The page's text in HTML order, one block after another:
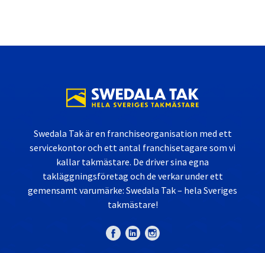
Swedala Tak är en franchiseorganisation med ett
servicekontor och ett antal franchisetagare som vi
kallar takmästare. De driver sina egna
takläggningsföretag och de verkar under ett
gemensamt varumärke: Swedala Tak – hela Sveriges
takmästare!